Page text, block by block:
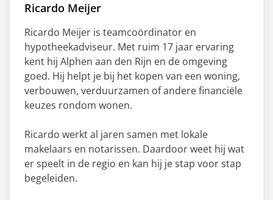
Ricardo Meijer
Ricardo Meijer is teamcoördinator en
hypotheekadviseur. Met ruim 17 jaar ervaring
kent hij Alphen aan den Rijn en de omgeving
goed. Hij helpt je bij het kopen van een woning,
verbouwen, verduurzamen of andere financiële
keuzes rondom wonen.
Ricardo werkt al jaren samen met lokale
makelaars en notarissen. Daardoor weet hij wat
er speelt in de regio en kan hij je stap voor stap
begeleiden.